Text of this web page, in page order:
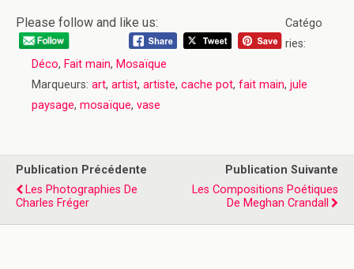
Please follow and like us:
Catégo
ries:
Déco, Fait main, Mosaïque
Marqueurs: art, artist, artiste, cache pot, fait main, jule
paysage, mosaïque, vase
Publication Précédente
Les Photographies De
Charles Fréger
Publication Suivante
Les Compositions Poétiques
De Meghan Crandall